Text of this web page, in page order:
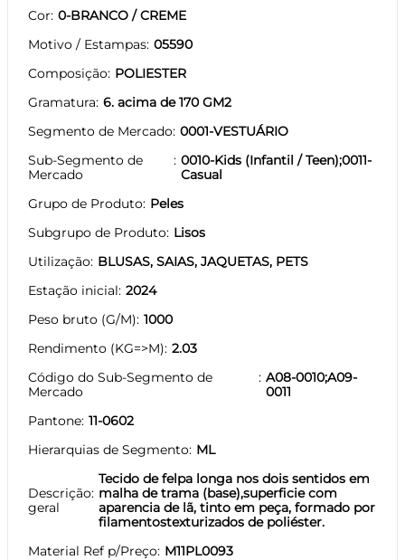
Cor 0-BRANCO / CREME
Motivo / Estampas 05590
Composição POLIESTER
Gramatura 6. acima de 170 GM2
Segmento de Mercado 0001-VESTUÁRIO
Sub-Segmento de
Mercado
0010-Kids (Infantil / Teen);0011-
Casual
Grupo de Produto Peles
Subgrupo de Produto Lisos
Utilização BLUSAS, SAIAS, JAQUETAS, PETS
Estação inicial 2024
Peso bruto (G/M) 1000
Rendimento (KG=>M) 2.03
Código do Sub-Segmento de
Mercado
A08-0010;A09-
0011
Pantone 11-0602
Hierarquias de Segmento ML
Descrição
geral
Tecido de felpa longa nos dois sentidos em
malha de trama (base),superficie com
aparencia de lã, tinto em peça, formado por
filamentostexturizados de poliéster.
Material Ref p/Preço M11PL0093